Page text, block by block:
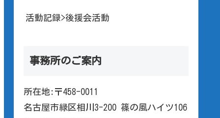
活動記録>後援会活動
事務所のご案内
所在地:〒458-0011
名古屋市緑区相川3-200 篠の風ハイツ106